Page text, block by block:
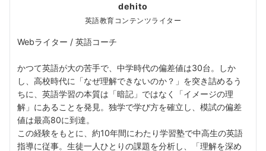
dehito
英語教育コンテンツライター
Webライター / 英語コーチ
かつて英語が大の苦手で、中学時代の偏差値は30台。しか
し、高校時代に「なぜ理解できないのか？」を突き詰めるう
ちに、英語学習の本質は「暗記」ではなく「イメージの理
解」にあることを発見。独学で学び方を確立し、模試の偏差
値は最高80に到達。
この経験をもとに、約10年間にわたり学習塾で中高生の英語
指導に従事。生徒一人ひとりの課題を分析し、「理解を深め